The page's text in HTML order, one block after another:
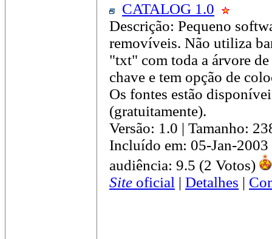
CATALOG 1.0
Descrição: Pequeno
removíveis. Não utiliza
"txt" com toda a árvore
chave e tem opção de
Os fontes estão
(gratuitamente).
Versão: 1.0 | Tamanho:
Incluído em: 05-Jan-
audiência: 9.5 (2 Votos)
Site oficial | Detalhes |